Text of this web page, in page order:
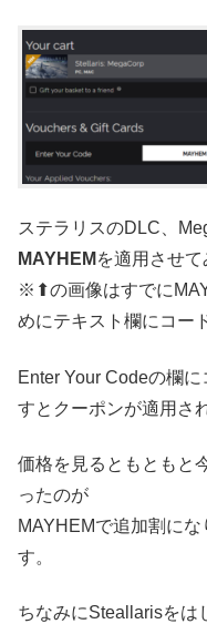
ステラリスのDLC、
MAYHEM を適用させて
※⬆の画像はすでに
めにテキスト欄にコー
Enter Your Codeの欄
すとクーポンが適用さ
価格を見るともともと
ったのが
MAYHEMで追加割に
す。
ちなみにSteallarisをは